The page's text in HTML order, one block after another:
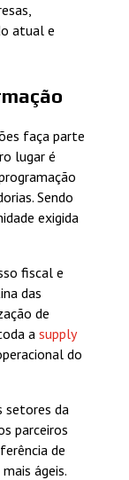
atual e
faça parte
lugar é
Sendo
exigida
fiscal e
das
de
a supply
do
setores da
parceiros
de
ágeis.